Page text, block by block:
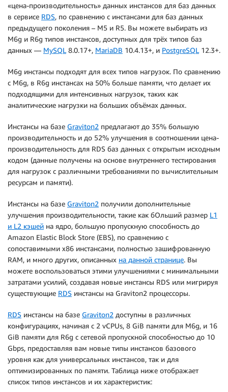
«цена-производительность» данных инстансов для баз данных
в сервисе RDS, по сравнению с инстансами для баз данных
предыдущего поколения – M5 и R5. Вы можете выбирать из
M6g и R6g типов инстансов, доступных для трёх типов баз
данных — MySQL 8.0.17+, MariaDB 10.4.13+, и PostgreSQL 12.3+.
M6g инстансы подходят для всех типов нагрузок. По сравнению
с M6g, в R6g инстансах на 50% больше памяти, что делает их
подходящими для интенсивных нагрузок, таких как
аналитические нагрузки на больших объёмах данных.
Инстансы на базе Graviton2 предлагают до 35% большую
производительность и до 52% улучшения в соотношении цена-
производительность для RDS баз данных с открытым исходным
кодом (данные получены на основе внутреннего тестирования
для нагрузок с различными требованиями по вычислительным
ресурсам и памяти).
Инстансы на базе Graviton2 получили дополнительные
улучшения производительности, такие как бОльший размер L1
и L2 кэшей на ядро, большую пропускную способность до
Amazon Elastic Block Store (EBS), по сравнению с
сопоставимыми x86 инстансами, полностью зашифрованную
RAM, и много других, описанных на данной странице. Вы
можете воспользоваться этими улучшениями с минимальными
затратами усилий, создавая новые инстансы RDS или мигрируя
существующие RDS инстансы на Graviton2 процессоры.
RDS инстансы на базе Graviton2 доступны в различных
конфигурациях, начиная с 2 vCPUs, 8 GiB памяти для M6g, и 16
GiB памяти для R6g с сетевой пропускной способностью до 10
Gbps, предоставляя вам новые типы инстансов базового
уровня как для универсальных инстансов, так и для
оптимизированных по памяти. Таблица ниже отображает
список типов инстансов и их характеристик: